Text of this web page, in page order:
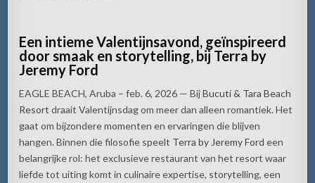
Een intieme Valentijnsavond, geïnspireerd
door smaak en storytelling, bij Terra by
Jeremy Ford
EAGLE BEACH, Aruba – feb. 6, 2026 — BijBucuti & Tara Beach
Resort draait Valentijnsdag om meer dan alleen romantiek. Het
gaat om bijzondere momenten en ervaringen die blijven
hangen. Binnen die filosofie speelt Terra by Jeremy Ford een
belangrijke rol: het exclusieve restaurant van het resort waar
liefde tot uiting komt in culinaire expertise, storytelling, een